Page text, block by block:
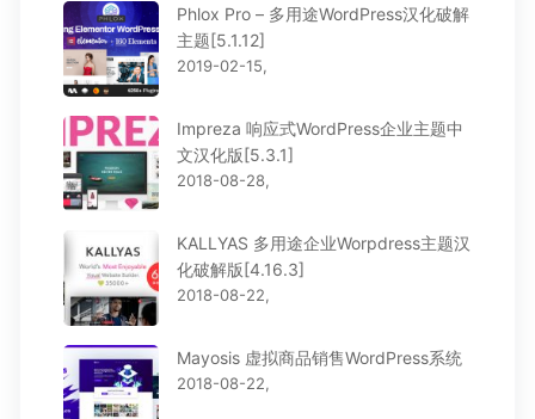
Phlox Pro – 多用途WordPress汉化破解
主题[5.1.12]
2019-02-15,
Impreza 响应式WordPress企业主题中
文汉化版[5.3.1]
2018-08-28,
KALLYAS 多用途企业Worpdress主题汉
化破解版[4.16.3]
2018-08-22,
Mayosis 虚拟商品销售WordPress系统
2018-08-22,